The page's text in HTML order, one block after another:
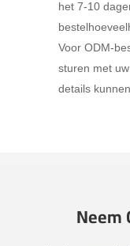
het 7-10
Voor ODM-
sturen met
details
Neem